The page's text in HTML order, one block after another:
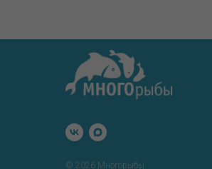
© 2026 Многорыбы